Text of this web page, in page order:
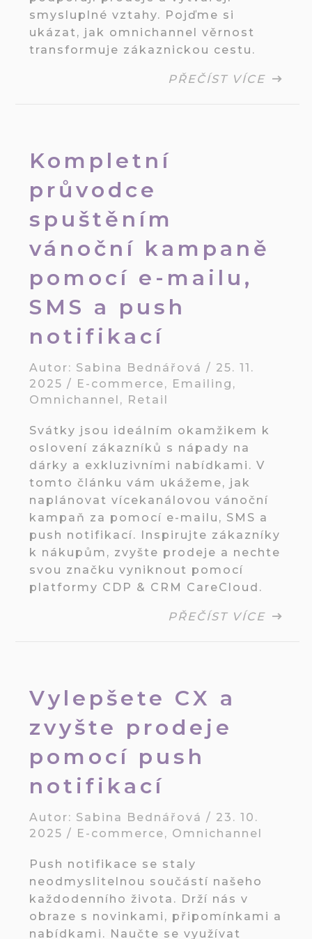
smysluplné vztahy. Pojďme si
ukázat, jak omnichannel věrnost
transformuje zákaznickou cestu.
PŘEČÍST VÍCE
Kompletní
průvodce
spuštěním
vánoční kampaně
pomocí e-mailu,
SMS a push
notifikací
Autor: Sabina Bednářová / 25. 11.
2025/ E-commerce, Emailing ,
Omnichannel , Retail
Svátky jsou ideálním okamžikem k
oslovení zákazníků s nápady na
dárky a exkluzivními nabídkami. V
tomto článku vám ukážeme, jak
naplánovat vícekanálovou vánoční
kampaň za pomocí e-mailu, SMS a
push notifikací. Inspirujte zákazníky
k nákupům, zvyšte prodeje a nechte
svou značku vyniknout pomocí
platformy CDP & CRM CareCloud.
PŘEČÍST VÍCE
Vylepšete CX a
zvyšte prodeje
pomocí push
notifikací
Autor: Sabina Bednářová / 23. 10.
2025/ E-commerce, Omnichannel
Push notifikace se staly
neodmyslitelnou součástí našeho
každodenního života. Drží nás v
obraze s novinkami, připomínkami a
nabídkami. Naučte se využívat